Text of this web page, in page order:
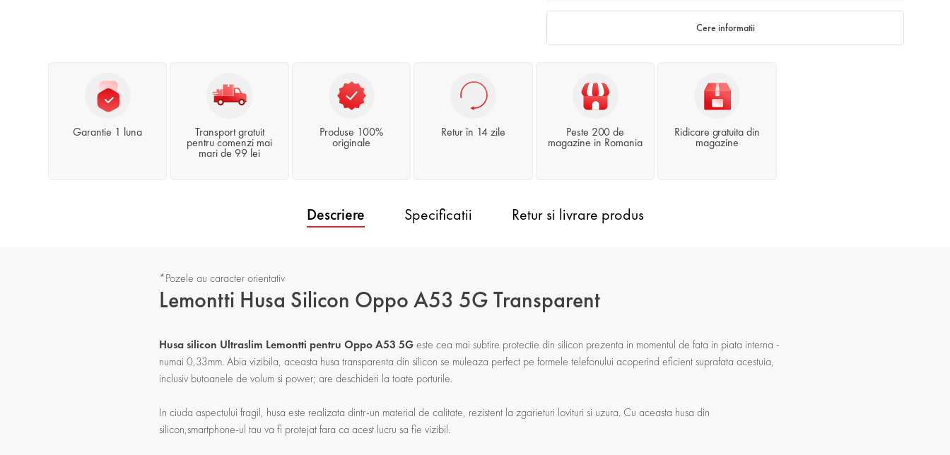
Cere informatii
Garantie 1 luna Transport gratuit
pentru comenzi mai
mari de 99 lei
Produse 100%
originale
Retur în 14 zile Peste 200 de
magazine in Romania
Ridicare gratuita din
magazine
Descriere Specificatii Retur si livrare produs
*Pozele au caracter orientativ
Lemontti Husa Silicon Oppo A53 5G Transparent
Husa silicon Ultraslim Lemontti pentru Oppo A53 5Geste cea mai subtire protectie din silicon prezenta in momentul de fata in piata interna -
numai 0,33mm. Abia vizibila, aceasta husa transparenta din silicon se muleaza perfect pe formele telefonului acoperind eficient suprafata acestuia,
inclusiv butoanele de volum si power; are deschideri la toate porturile.
In ciuda aspectului fragil, husa este realizata dintr-un material de calitate, rezistent la zgarieturi lovituri si uzura. Cu aceasta husa din
silicon,smartphone-ul tau va fi protejat fara ca acest lucru sa fie vizibil.